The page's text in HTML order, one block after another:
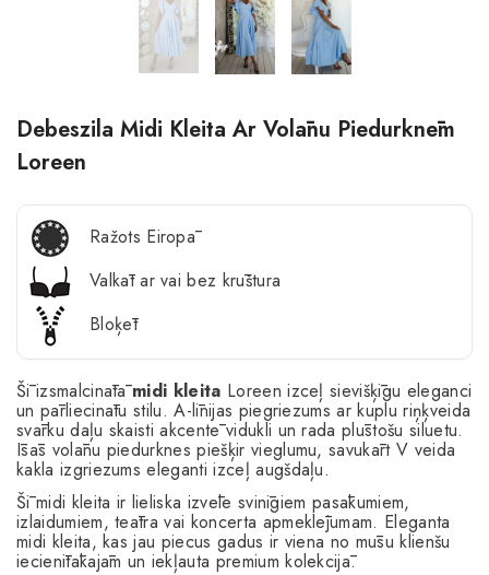
Debeszila Midi Kleita Ar Volānu Piedurknēm
Loreen
Ražots Eiropā
Valkāt ar vai bez krūštura
Bloķēt
Šī izsmalcinātāmidi kleita Loreen izceļ sievišķīgu eleganci
un pārliecinātu stilu. A-līnijas piegriezums ar kuplu riņķveida
svārku daļu skaisti akcentē vidukli un rada plūstošu siluetu.
Īsās volānu piedurknes piešķir vieglumu, savukārt V veida
kakla izgriezums eleganti izceļ augšdaļu.
Šī midi kleita ir lieliska izvēle svinīgiem pasākumiem,
izlaidumiem, teātra vai koncerta apmeklējumam. Eleganta
midi kleita, kas jau piecus gadus ir viena no mūsu klienšu
iecienītākajām un iekļauta premium kolekcijā.